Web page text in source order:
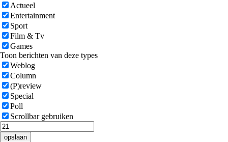
Actueel
Entertainment
Sport
Film & Tv
Games
Toon berichten van deze types
Weblog
Column
(P)review
Special
Poll
Scrollbar gebruiken
opslaan